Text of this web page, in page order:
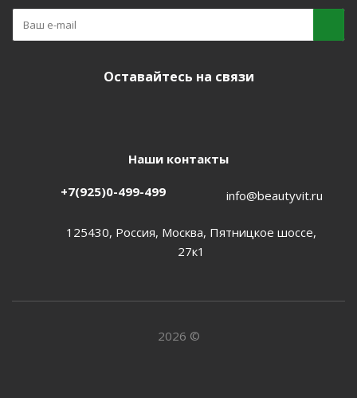
Оставайтесь на связи
Наши контакты
+7(925)0-499-499 info@beautyvit.ru
125430, Россия, Москва, Пятницкое шоссе,
27к1
2026 ©